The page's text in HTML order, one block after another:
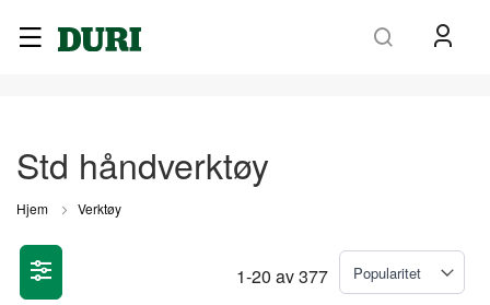
Std håndverktøy
Hjem Verktøy
1-20 av377